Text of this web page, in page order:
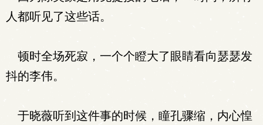
人都听见了这些话。
顿时全场死寂，一个个瞪大了眼睛看向瑟瑟发
抖的李伟。
于晓薇听到这件事的时候，瞳孔骤缩，内心惶